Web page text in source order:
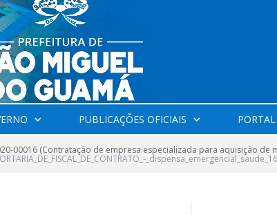
PUBLICAÇÕES OFICIAIS
00016 (Contratação de empresa especializada para aquisição